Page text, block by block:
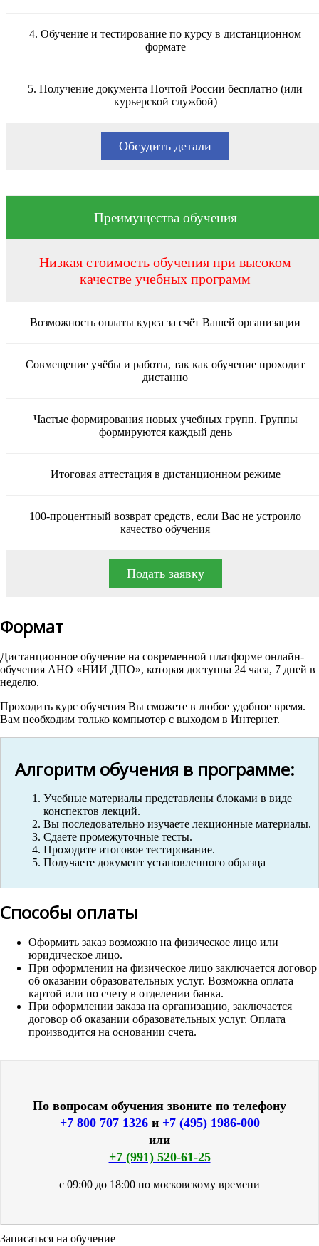
4. Обучение и тестирование по курсу в дистанционном
формате
5. Получение документа Почтой России бесплатно (или
курьерской службой)
Обсудить детали
Преимущества обучения
Низкая стоимость обучения при высоком
качестве учебных программ
Возможность оплаты курса за счёт Вашей организации
Совмещение учёбы и работы, так как обучение проходит
дистанно
Частые формирования новых учебных групп. Группы
формируются каждый день
Итоговая аттестация в дистанционном режиме
100-процентный возврат средств, если Вас не устроило
качество обучения
Подать заявку
Формат
Дистанционное обучение на современной платформе онлайн-
обучения АНО «НИИ ДПО», которая доступна 24 часа, 7 дней в
неделю.
Проходить курс обучения Вы сможете в любое удобное время.
Вам необходим только компьютер с выходом в Интернет.
Алгоритм обучения в программе:
Учебные материалы представлены блоками в виде
конспектов лекций.
Вы последовательно изучаете лекционные материалы.
Сдаете промежуточные тесты.
Проходите итоговое тестирование.
Получаете документ установленного образца
Способы оплаты
Оформить заказ возможно на физическое лицо или
юридическое лицо.
При оформлении на физическое лицо заключается договор
об оказании образовательных услуг. Возможна оплата
картой или по счету в отделении банка.
При оформлении заказа на организацию, заключается
договор об оказании образовательных услуг. Оплата
производится на основании счета.
По вопросам обучения звоните по телефону
+7 800 707 1326и +7 (495) 1986-000
или
+7 (991) 520-61-25
с 09:00 до 18:00 по московскому времени
Записаться на обучение